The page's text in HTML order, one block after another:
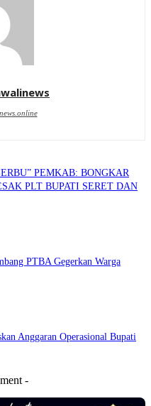
PEMKAB: BONGKAR
PLT BUPATI SERET DAN
PTBA Gegerkan Warga
Anggaran Operasional Bupati
-